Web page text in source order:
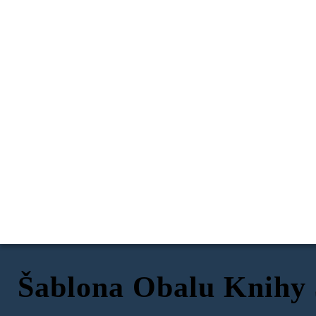
Šablona Obalu Knihy